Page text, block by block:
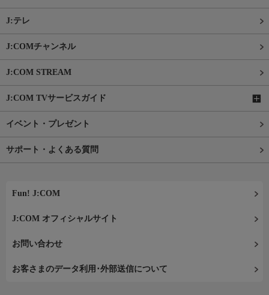
J:テレ
J:COMチャンネル
J:COM STREAM
J:COM TVサービスガイド
イベント・プレゼント
サポート・よくある質問
Fun! J:COM
J:COM オフィシャルサイト
お問い合わせ
お客さまのデータ利用･外部送信について